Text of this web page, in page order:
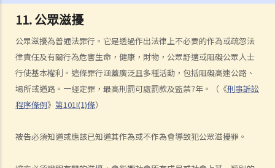
11. 公眾滋擾
公眾滋擾為普通法罪行。它是透過作出法律上不必要的作為或疏忽法
律責任及有關行為危害生命，健康，財物，公眾舒適或阻礙公眾人士
行使基本權利。這條罪行涵蓋廣泛且多種活動，包括阻礙高速公路、
場所或道路。一經定罪，最高刑罰可處罰款及監禁7年。（《刑事訴訟
程序條例》 第101I(1)條）
被告必須知道或應該已知道其作為或不作為會導致犯公眾滋擾罪。
B. 公眾集會及遊行的規管
1. 公眾集會的通知
2. 公眾遊行的通知
3. 警務處處長禁止或反對舉行已作出通知的公眾集會或遊行的權力
4. 施加條件的權力
5. 上訴機制
6. 警務處處長在控制公眾聚集上的一般權力